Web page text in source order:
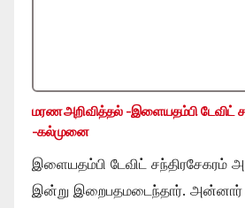
மரண அறிவித்தல் -இளையதம்பி டேவிட்
-கல்முனை
இளையதம்பி டேவிட் சந்திரசேகரம்
இன்று இறைபதமடைந்தார்.